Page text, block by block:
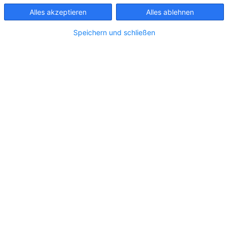
die Hälfte des Restmülls "Fehlwürfe". In welche
Tonne kommt also die leere Pizzaschachtel und
wohin die Getränkeflasche? Und wie entsorgt man
eigentlich eine Rechnung korrekt? Dafür hat Juliane
Alles akzeptieren Alles ablehnen
Speichern und schließen